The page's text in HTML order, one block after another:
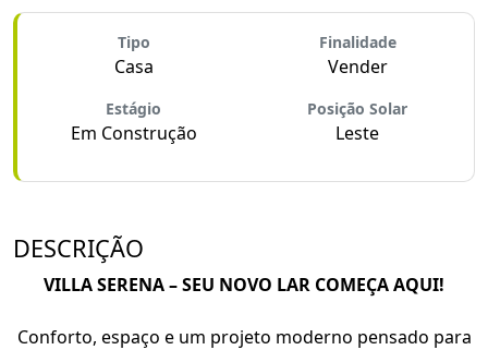
Tipo
Casa
Finalidade
Vender
Estágio
Em Construção
Posição Solar
Leste
DESCRIÇÃO
VILLA SERENA – SEU NOVO LAR COMEÇA AQUI!
Conforto, espaço e um projeto moderno pensado para